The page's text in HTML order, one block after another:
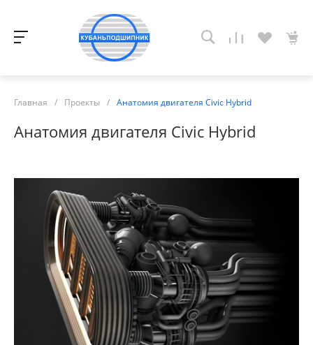
Главная / Проекты / Анатомия двигателя Civic Hybrid
Анатомия двигателя Civic Hybrid